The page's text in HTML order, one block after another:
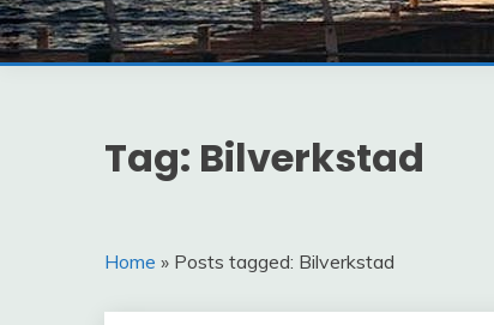
Tag: Bilverkstad
Home » Posts tagged: Bilverkstad